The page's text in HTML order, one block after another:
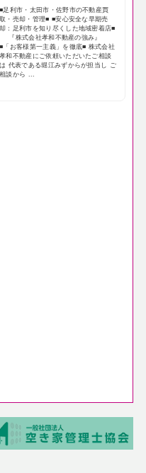
■足利市・太田市・佐野市の不動産買
取・売却・管理■ ■安心安全な早期売
却：足利市を知り尽くした地域密着店■
『株式会社孝和不動産の強み』
■「お客様第一主義」を徹底■ 株式会社
孝和不動産にご依頼いただいたご相談
は 代表である堀江みずからが担当し ご
相談から ...